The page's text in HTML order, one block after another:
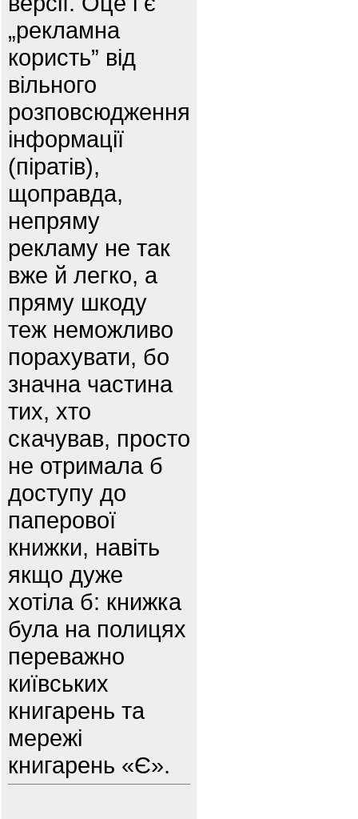
„рекламна
користь” від
вільного
розповсюдження
інформації
(піратів),
щоправда,
непряму
рекламу не так
вже й легко, а
пряму шкоду
теж неможливо
порахувати, бо
значна частина
тих, хто
скачував, просто
не отримала б
доступу до
паперової
книжки, навіть
якщо дуже
хотіла б: книжка
була на полицях
переважно
київських
книгарень та
мережі
книгарень «Є».